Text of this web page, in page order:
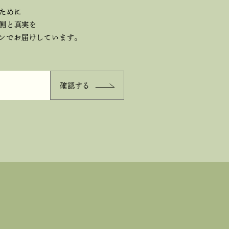
めに
と真実を
でお届けしています。